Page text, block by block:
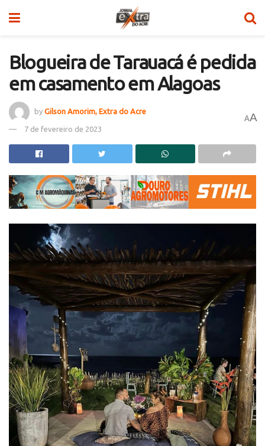
Blogueira de Tarauacá é pedida
em casamento em Alagoas
by Gilson Amorim, Extra do Acre
7 de fevereiro de 2023
AA